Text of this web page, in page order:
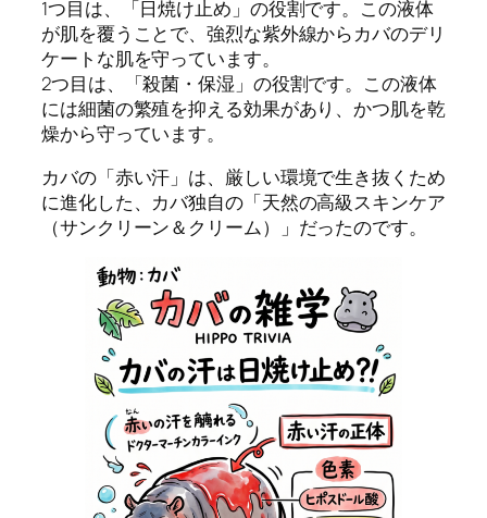
1つ目は、「日焼け止め」の役割です。この液体
が肌を覆うことで、強烈な紫外線からカバのデリ
ケートな肌を守っています。
2つ目は、「殺菌・保湿」の役割です。この液体
には細菌の繁殖を抑える効果があり、かつ肌を乾
燥から守っています。
カバの「赤い汗」は、厳しい環境で生き抜くため
に進化した、カバ独自の「天然の高級スキンケア
（サンクリーン＆クリーム）」だったのです。